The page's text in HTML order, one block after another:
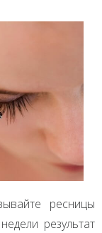
ресницы
результат